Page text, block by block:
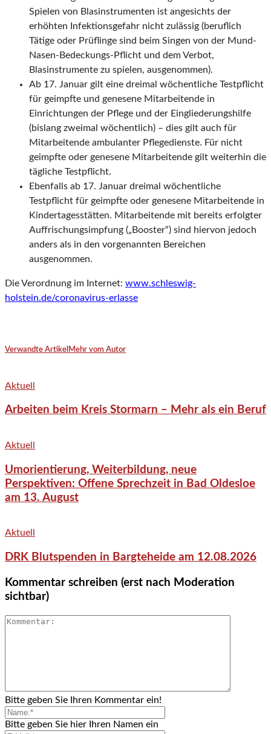
Spielen von Blasinstrumenten ist angesichts der
erhöhten Infektionsgefahr nicht zulässig (beruflich
Tätige oder Prüflinge sind beim Singen von der Mund-
Nasen-Bedeckungs-Pflicht und dem Verbot,
Blasinstrumente zu spielen, ausgenommen).
Ab 17. Januar gilt eine dreimal wöchentliche Testpflicht
für geimpfte und genesene Mitarbeitende in
Einrichtungen der Pflege und der Eingliederungshilfe
(bislang zweimal wöchentlich) – dies gilt auch für
Mitarbeitende ambulanter Pflegedienste. Für nicht
geimpfte oder genesene Mitarbeitende gilt weiterhin die
tägliche Testpflicht.
Ebenfalls ab 17. Januar dreimal wöchentliche
Testpflicht für geimpfte oder genesene Mitarbeitende in
Kindertagesstätten. Mitarbeitende mit bereits erfolgter
Auffrischungsimpfung („Booster“) sind hiervon jedoch
anders als in den vorgenannten Bereichen
ausgenommen.
Die Verordnung im Internet: www.schleswig-
holstein.de/coronavirus-erlasse
Verwandte Artikel Mehr vom Autor
Aktuell
Arbeiten beim Kreis Stormarn – Mehr als ein Beruf
Aktuell
Umorientierung, Weiterbildung, neue
Perspektiven: Offene Sprechzeit in Bad Oldesloe
am 13. August
Aktuell
DRK Blutspenden in Bargteheide am 12.08.2026
Kommentar schreiben (erst nach Moderation
sichtbar)
Bitte geben Sie Ihren Kommentar ein!
Bitte geben Sie hier Ihren Namen ein